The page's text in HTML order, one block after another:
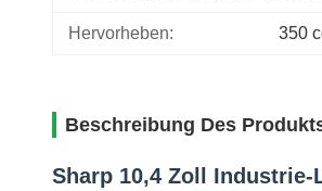
Hervorheben: 350
Beschreibung Des
Sharp 10,4 Zoll Industrie-